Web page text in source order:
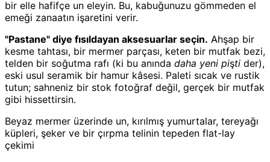
bir elle hafifçe un eleyin. Bu, kabuğunuzu gömmeden el
emeği zanaatın işaretini verir.
"Pastane" diye fısıldayan aksesuarlar seçin. Ahşap bir
kesme tahtası, bir mermer parçası, keten bir mutfak bezi,
telden bir soğutma rafı (ki bu anında daha yeni pişti der),
eski usul seramik bir hamur kâsesi. Paleti sıcak ve rustik
tutun; sahneniz bir stok fotoğraf değil, gerçek bir mutfak
gibi hissettirsin.
Beyaz mermer üzerinde un, kırılmış yumurtalar, tereyağı
küpleri, şeker ve bir çırpma telinin tepeden flat-lay
çekimi